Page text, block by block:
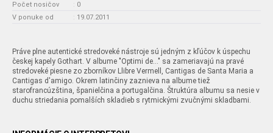
Počet nosičov
: 0
V ponuke od
: 19.07.2011
Práve plne autentické stredoveké nástroje sú jedným z kľúčov k úspechu
českej kapely Gothart. V albume "Optimi de..." sa zameriavajú na pravé
stredoveké piesne zo zborníkov Llibre Vermell, Cantigas de Santa Maria a
Cantigas d'amigo. Okrem latinčiny zaznieva na albume tiež
starofrancúzština, španielčina a portugalčina. Štruktúra albumu sa nesie v
duchu striedania pomalších skladieb s rytmickými zvučnými skladbami.